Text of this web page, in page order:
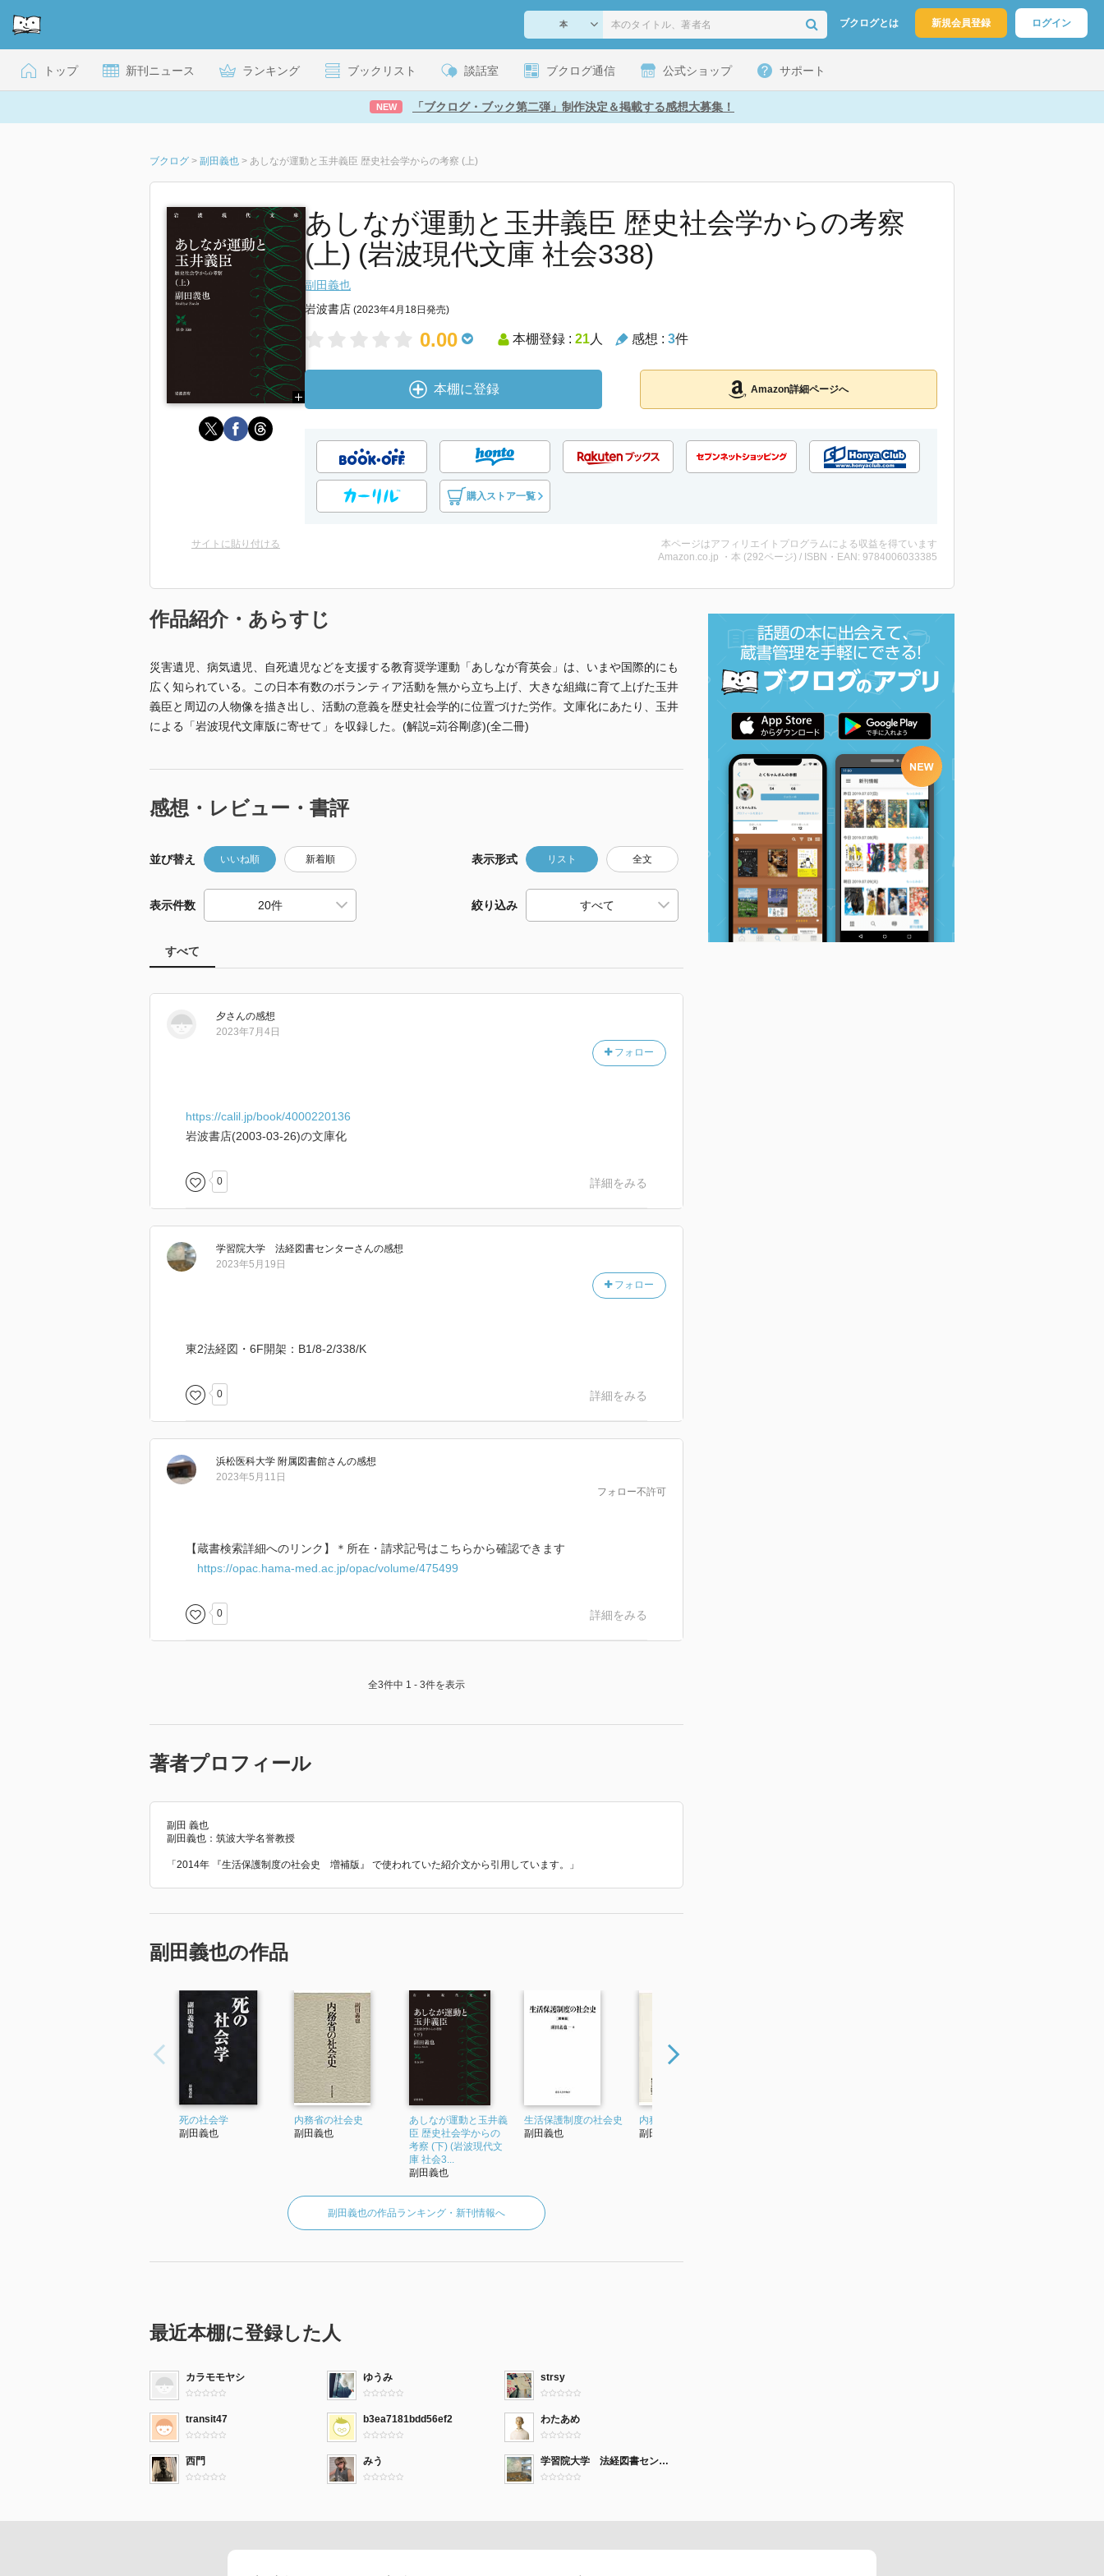
ブクログとは 新規会員登録 ログイン
トップ 新刊ニュース ランキング ブックリスト 談話室 ブクログ通信 公式ショップ サポート
NEW 「ブクログ・ブック第二弾」制作決定＆掲載する感想大募集！
ブクログ > 副田義也 > あしなが運動と玉井義臣 歴史社会学からの考察 (上)
あしなが運動と玉井義臣 歴史社会学からの考察
(上) (岩波現代文庫 社会338)
副田義也
岩波書店 (2023年4月18日発売)
0.00 本棚登録 : 21人 感想 : 3件
本棚に登録 Amazon詳細ページへ
購入ストア一覧
サイトに貼り付ける
本ページはアフィリエイトプログラムによる収益を得ています
Amazon.co.jp ・本 (292ページ) / ISBN・EAN: 9784006033385
作品紹介・あらすじ
災害遺児、病気遺児、自死遺児などを支援する教育奨学運動「あしなが育英会」は、いまや国際的にも
広く知られている。この日本有数のボランティア活動を無から立ち上げ、大きな組織に育て上げた玉井
義臣と周辺の人物像を描き出し、活動の意義を歴史社会学的に位置づけた労作。文庫化にあたり、玉井
による「岩波現代文庫版に寄せて」を収録した。(解説=苅谷剛彦)(全二冊)
感想・レビュー・書評
並び替え いいね順 新着順 表示形式 リスト 全文
表示件数 絞り込み
すべて
夕さんの感想
フォロー
2023年7月4日
https://calil.jp/book/4000220136
岩波書店(2003-03-26)の文庫化
0 詳細をみる
学習院大学 法経図書センターさんの感想
フォロー
2023年5月19日
東2法経図・6F開架：B1/8-2/338/K
0 詳細をみる
浜松医科大学 附属図書館さんの感想
フォロー不許可
2023年5月11日
【蔵書検索詳細へのリンク】＊所在・請求記号はこちらから確認できます
https://opac.hama-med.ac.jp/opac/volume/475499
0 詳細をみる
全3件中 1 - 3件を表示
著者プロフィール
副田 義也
副田義也：筑波大学名誉教授
「2014年 『生活保護制度の社会史 増補版』 で使われていた紹介文から引用しています。」
副田義也の作品
死の社会学
副田義也
内務省の社会史
副田義也
あしなが運動と玉井義
臣 歴史社会学からの
考察 (下) (岩波現代文
庫 社会3...
副田義也
生活保護制度の社会史
副田義也
内務省の歴史社会学
副田義也
副田義也の作品ランキング・新刊情報へ
最近本棚に登録した人
カラモモヤシ ゆうみ strsy
transit47 b3ea7181bdd56ef2 わたあめ
西門 みう 学習院大学 法経図書センター